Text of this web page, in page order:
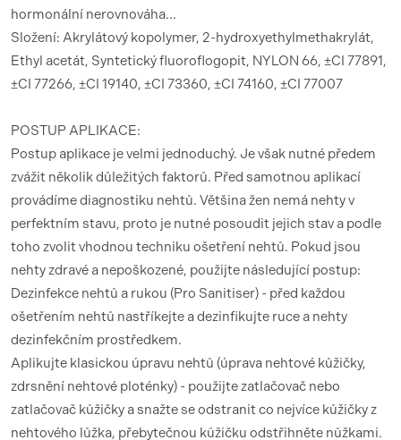
hormonální nerovnováha...
Složení: Akrylátový kopolymer, 2-hydroxyethylmethakrylát,
Ethyl acetát, Syntetický fluoroflogopit, NYLON 66, ±CI 77891,
±CI 77266, ±CI 19140, ±CI 73360, ±CI 74160, ±CI 77007
POSTUP APLIKACE:
Postup aplikace je velmi jednoduchý. Je však nutné předem
zvážit několik důležitých faktorů. Před samotnou aplikací
provádíme diagnostiku nehtů. Většina žen nemá nehty v
perfektním stavu, proto je nutné posoudit jejich stav a podle
toho zvolit vhodnou techniku ​​ošetření nehtů. Pokud jsou
nehty zdravé a nepoškozené, použijte následující postup:
Dezinfekce nehtů a rukou (Pro Sanitiser) - před každou
ošetřením nehtů nastříkejte a dezinfikujte ruce a nehty
dezinfekčním prostředkem.
Aplikujte klasickou úpravu nehtů (úprava nehtové kůžičky,
zdrsnění nehtové ploténky) - použijte zatlačovač nebo
zatlačovač kůžičky a snažte se odstranit co nejvíce kůžičky z
nehtového lůžka, přebytečnou kůžičku odstřihněte nůžkami.